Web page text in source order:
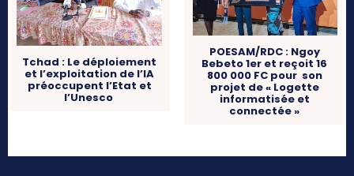
Tchad : Le déploiement
et l’exploitation de l’IA
préoccupent l’Etat et
l’Unesco
POESAM/RDC : Ngoy
Bebeto 1er et reçoit 16
800 000 FC pour son
projet de « Logette
informatisée et
connectée »